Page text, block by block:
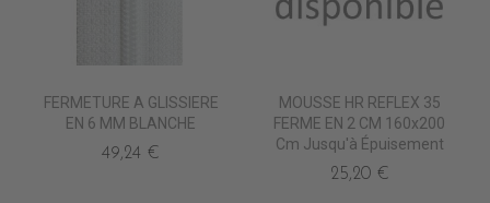
FERMETURE A GLISSIERE
EN 6 MM BLANCHE
49,24 €
MOUSSE HR REFLEX 35
FERME EN 2 CM 160x200
Cm Jusqu'à Épuisement
25,20 €